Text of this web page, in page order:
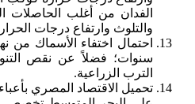
الفدان من أغلب الحاصلات
والتلوث وارتفاع درجات
احتمال اختفاء الأسماك من
سنوات؛ فضلاً عن نقص
الترب الزراعية.
تحميل الاقتصاد المصري